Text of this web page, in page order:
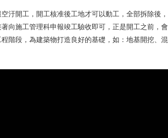
汙開工，開工核准後工地才可以動工，全部拆除後
向施工管理科申報竣工驗收即可，正是開工之前，
階段，為建築物打造良好的基礎，如：地基開挖、